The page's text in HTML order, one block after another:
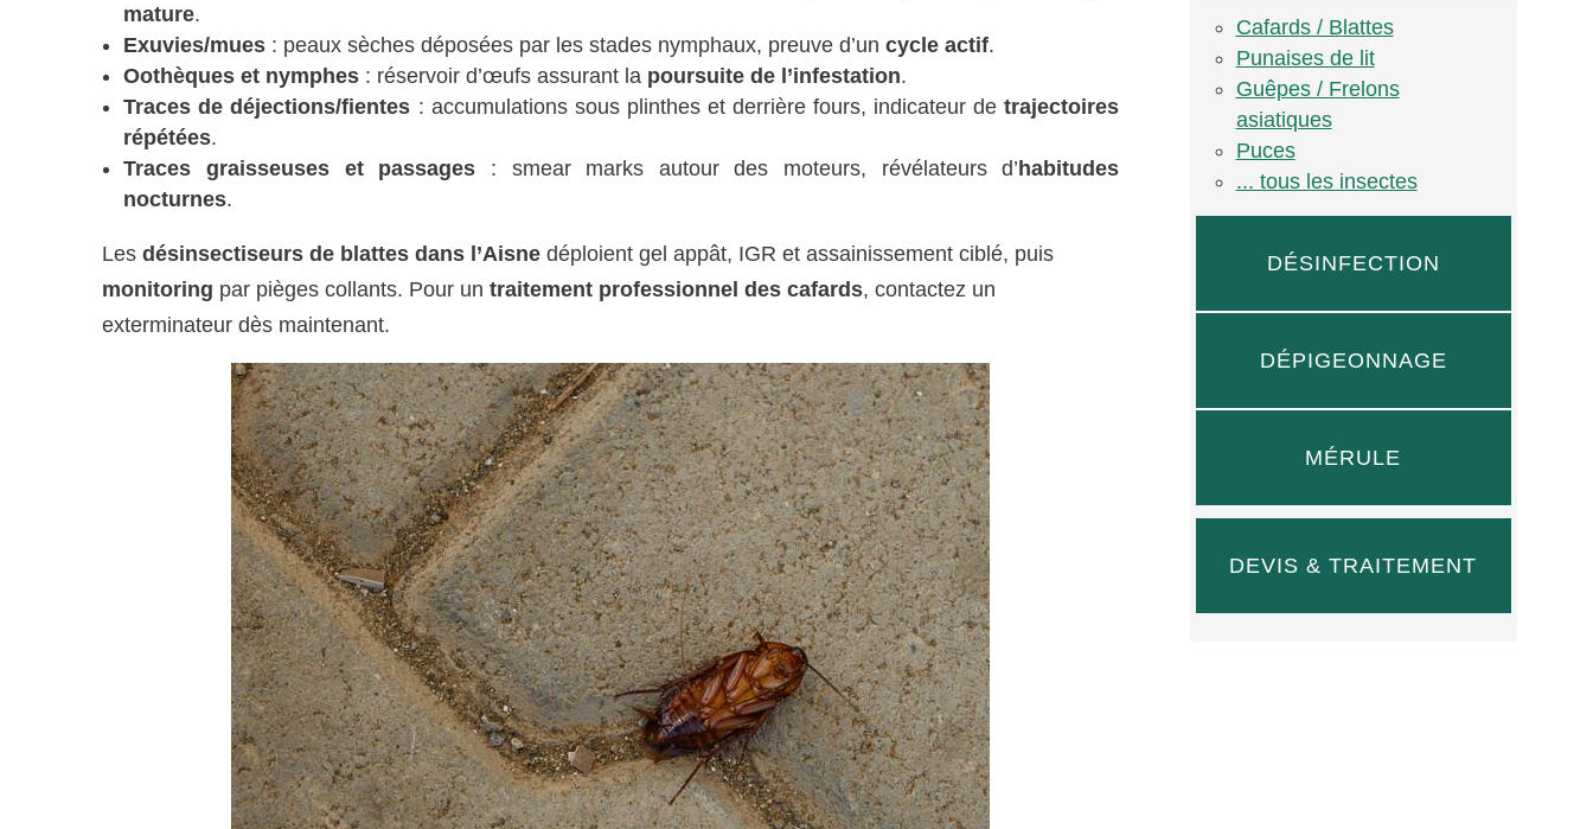
mature.
Exuvies/mues : peaux sèches déposées par les stades nymphaux, preuve d’uncycle actif.
Oothèques et nymphes : réservoir d’œufs assurant la poursuite de l’infestation.
Traces de déjections/fientes : accumulations sous plinthes et derrière fours, indicateur detrajectoires
répétées.
Traces graisseuses et passages : smear marks autour des moteurs, révélateurs d’habitudes
nocturnes.
Lesdésinsectiseurs de blattes dans l’Aisne déploient gel appât, IGR et assainissement ciblé, puis
monitoring par pièges collants. Pour untraitement professionnel des cafards, contactez un
exterminateur dès maintenant.
Cafards / Blattes
Punaises de lit
Guêpes / Frelons
asiatiques
Puces
... tous les insectes
DÉSINFECTION
DÉPIGEONNAGE
MÉRULE
DEVIS & TRAITEMENT